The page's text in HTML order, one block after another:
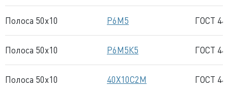
Полоса 50x10 Р6М5 ГОСТ
Полоса 50x10 Р6М5К5 ГОСТ
Полоса 50x10 40Х10С2М ГОСТ